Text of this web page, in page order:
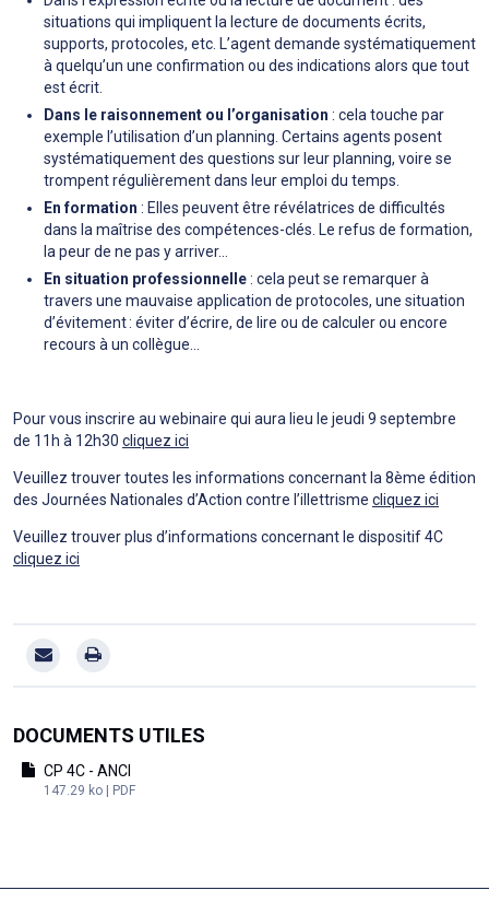
situations qui impliquent la lecture de documents écrits,
supports, protocoles, etc. L’agent demande systématiquement
à quelqu’un une confirmation ou des indications alors que tout
est écrit.
Dans le raisonnement ou l’organisation : cela touche par
exemple l’utilisation d’un planning. Certains agents posent
systématiquement des questions sur leur planning, voire se
trompent régulièrement dans leur emploi du temps.
En formation : Elles peuvent être révélatrices de difficultés
dans la maîtrise des compétences-clés. Le refus de formation,
la peur de ne pas y arriver…
En situation professionnelle: cela peut se remarquer à
travers une mauvaise application de protocoles, une situation
d’évitement : éviter d’écrire, de lire ou de calculer ou encore
recours à un collègue...
Pour vous inscrire au webinaire qui aura lieu le jeudi 9 septembre
de 11h à 12h30 cliquez ici
Veuillez trouver toutes les informations concernant la 8ème édition
des Journées Nationales d’Action contre l’illettrisme cliquez ici
Veuillez trouver plus d’informations concernant le dispositif 4C
cliquez ici
DOCUMENTS UTILES
CP 4C - ANCI
147.29 ko | PDF